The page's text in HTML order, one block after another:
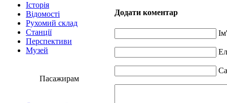
Історія
Відомості
Рухомий склад
Станції
Перспективи
Музей
Пасажирам
Додати коментар